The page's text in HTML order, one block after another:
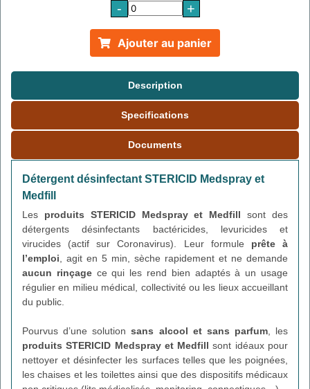
- +
Ajouter au panier
Description
Specifications
Documents
Détergent désinfectant STERICID Medspray et
Medfill
Les produits STERICID Medspray et Medfill sont des
détergents désinfectants bactéricides, levuricides et
virucides (actif sur Coronavirus). Leur formule prête à
l’emploi , agit en 5 min, sèche rapidement et ne demande
aucun rinçagece qui les rend bien adaptés à un usage
régulier en milieu médical, collectivité ou les lieux accueillant
du public.
Pourvus d’une solutionsans alcool et sans parfum, les
produits STERICID Medspray et Medfill sont idéaux pour
nettoyer et désinfecter les surfaces telles que les poignées,
les chaises et les toilettes ainsi que des dispositifs médicaux